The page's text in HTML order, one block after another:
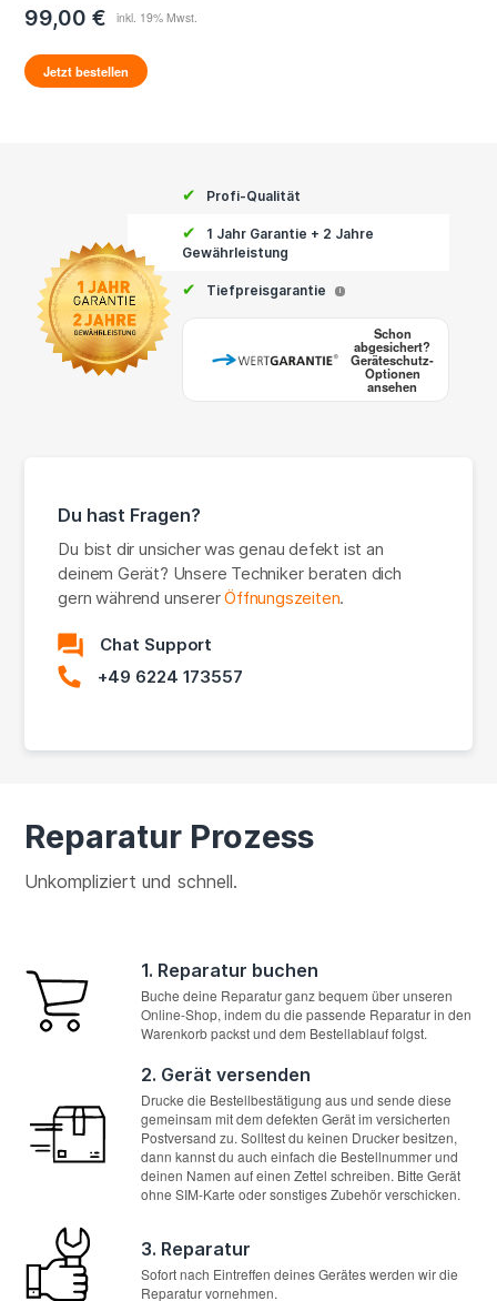
99,00 €
Jetzt bestellen
✔ Profi-Qualität
✔
1 Jahr Garantie + 2 Jahre
Gewährleistung
✔ Tiefpreisgarantie i
Schon
abgesichert?
Geräteschutz-
Optionen
ansehen
Du hast Fragen?
Du bist dir unsicher was genau defekt ist an
deinem Gerät? Unsere Techniker beraten dich
gern während unsererÖffnungszeiten.
Chat Support
+49 6224 173557
Reparatur Prozess
Unkompliziert und schnell.
1. Reparatur buchen
Buche deine Reparatur ganz bequem über unseren
Online-Shop, indem du die passende Reparatur in den
Warenkorb packst und dem Bestellablauf folgst.
2. Gerät versenden
Drucke die Bestellbestätigung aus und sende diese
gemeinsam mit dem defekten Gerät im versicherten
Postversand zu. Solltest du keinen Drucker besitzen,
dann kannst du auch einfach die Bestellnummer und
deinen Namen auf einen Zettel schreiben. Bitte Gerät
ohne SIM-Karte oder sonstiges Zubehör verschicken.
3. Reparatur
Sofort nach Eintreffen deines Gerätes werden wir die
Reparatur vornehmen.